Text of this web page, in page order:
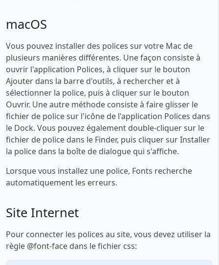
macOS
Vous pouvez installer des polices sur votre Mac de
plusieurs manières différentes. Une façon consiste à
ouvrir l'application Polices, à cliquer sur le bouton
Ajouter dans la barre d'outils, à rechercher et à
sélectionner la police, puis à cliquer sur le bouton
Ouvrir. Une autre méthode consiste à faire glisser le
fichier de police sur l'icône de l'application Polices dans
le Dock. Vous pouvez également double-cliquer sur le
fichier de police dans le Finder, puis cliquer sur Installer
la police dans la boîte de dialogue qui s'affiche.
Lorsque vous installez une police, Fonts recherche
automatiquement les erreurs.
Site Internet
Pour connecter les polices au site, vous devez utiliser la
règle @font-face dans le fichier css: